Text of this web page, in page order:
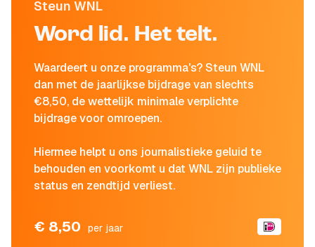
Steun WNL
Word lid. Het telt.
Waardeert u onze programma's? Steun WNL
dan met de jaarlijkse bijdrage van slechts
€8,50, de wettelijk minimale verplichte
bijdrage voor omroepen.
Hiermee helpt u ons journalistieke geluid te
behouden en voorkomt u dat WNL zijn publieke
status en zendtijd verliest.
€ 8,50 per jaar